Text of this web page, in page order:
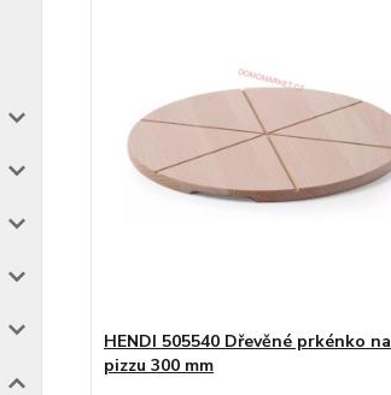
HENDI 505540 Dřevěné prkénko na
pizzu 300 mm